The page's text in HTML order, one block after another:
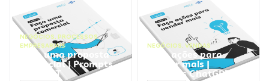
NEGÓCIOS, PROCESSOS
EMPRESARIAIS
Faça uma proposta
comercial | Prompts
ChatGPT
NEGÓCIOS, VENDAS
Faça ações para
vender mais |
Prompts ChatGPT